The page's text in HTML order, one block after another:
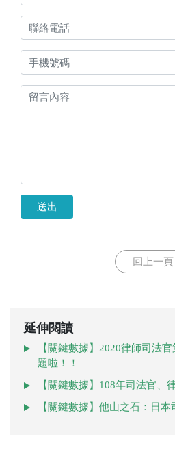
送出
回上一頁
延伸閱讀
【關鍵數據】2020律師司法
題啦！！
【關鍵數據】108年司法官、
【關鍵數據】他山之石：日